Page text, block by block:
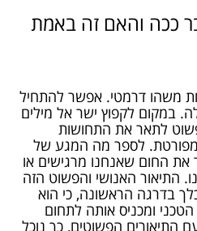
ככה והאם זה באמת
משהו דרמטי. אפשר להתחיל
במקום לקפוץ ישר אל מילים
לתאר את התחושות
מפורטת. לספר מה המגע של
החום שאנחנו מרגישים או
האנושי והפשוט הזה
בדרגה הראשונה, כי הוא
ומכניס אותה לתחום
התיאורים הפשוטים, כך נוכל